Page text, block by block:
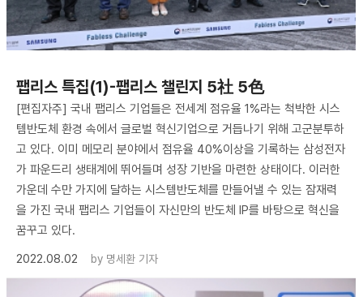
팹리스 특집(1)-팹리스 챌린지 5社 5色
[편집자주] 국내 팹리스 기업들은 전세계 점유율 1%라는 척박한 시스
템반도체 환경 속에서 글로벌 혁신기업으로 거듭나기 위해 고군분투하
고 있다. 이미 메모리 분야에서 점유율 40%이상을 기록하는 삼성전자
가 파운드리 생태계에 뛰어들며 성장 기반을 마련한 상태이다. 이러한
가운데 수만 가지에 달하는 시스템반도체를 만들어낼 수 있는 잠재력
을 가진 국내 팹리스 기업들이 자신만의 반도체 IP를 바탕으로 혁신을
꿈꾸고 있다.
2022.08.02
by 명세환 기자